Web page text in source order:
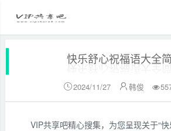
快乐舒心祝福语大全
2024/11/27 韩俊
VIP共享吧精心搜集，为您呈现关于“